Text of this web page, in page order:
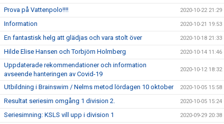
Prova på Vattenpolo!!!! 2020-10-22 21:29
Information 2020-10-21 19:53
En fantastisk helg att glädjas och vara stolt över 2020-10-18 21:33
Hilde Elise Hansen och Torbjörn Holmberg 2020-10-14 11:46
Uppdaterade rekommendationer och information
avseende hanteringen av Covid-19
2020-10-12 18:32
Utbildning i Brainswim / Nelms metod lördagen 10 oktober 2020-10-05 15:58
Resultat seriesim omgång 1 division 2. 2020-10-05 15:24
Seriesimning: KSLS vill upp i division 1 2020-09-29 20:38